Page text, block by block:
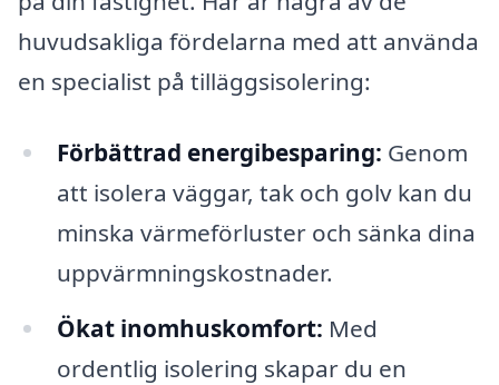
huvudsakliga fördelarna med att använda
en specialist på tilläggsisolering:
Förbättrad energibesparing: Genom
att isolera väggar, tak och golv kan du
minska värmeförluster och sänka dina
uppvärmningskostnader.
Ökat inomhuskomfort: Med
ordentlig isolering skapar du en